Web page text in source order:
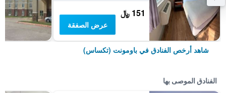
151 ﷼
عرض الصفقة
شاهد أرخص الفنادق في باومونت (تكساس)
الفنادق الموصى بها